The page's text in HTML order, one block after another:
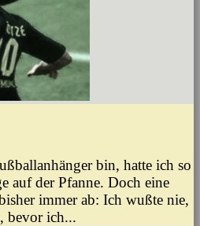
bin, hatte ich so
auf der Pfanne. Doch eine
immer ab: Ich wußte nie,
bevor ich...